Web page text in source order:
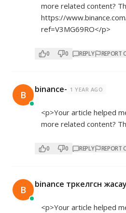
more related content?
https://
ref=V3MG69RO</p>
0 0 REPLY REPORT
B binance- 1 YEAR AGO
<p>Your article helped
more related content?
0 0 REPLY REPORT
B binance тркелгсн жасау
<p>Your article helped